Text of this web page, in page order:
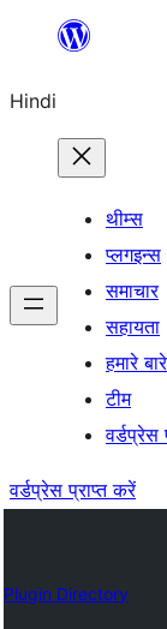
सामग्री
जाएं
Hindi
थीम्स
प्लगइन्स
समाचार
सहायता
हमारे
टीम
वर्डप्रेस
वर्डप्रेस प्राप्त करें
Plugin Directory